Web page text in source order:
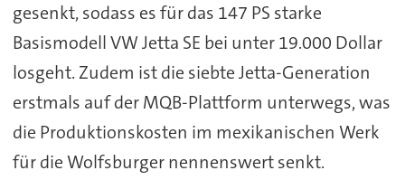
gesenkt, sodass es für das 147 PS starke
Basismodell VW Jetta SE bei unter 19.000 Dollar
losgeht. Zudem ist die siebte Jetta-Generation
erstmals auf der MQB-Plattform unterwegs, was
die Produktionskosten im mexikanischen Werk
für die Wolfsburger nennenswert senkt.